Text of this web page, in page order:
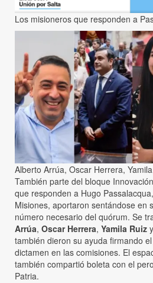
Los misioneros que responden a
Alberto Arrúa, Oscar Herrera,
También parte del bloque
que responden a Hugo
Misiones, aportaron sentándose en
número necesario del quórum. Se
Arrúa, Oscar Herrera, Yamila Ruiz y
también dieron su ayuda firmando
dictamen en las comisiones. El
también compartió boleta con el
Patria.